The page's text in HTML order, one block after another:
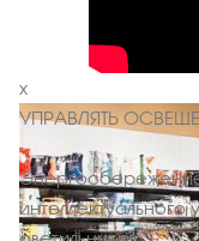
х
УПРАВЛЯТЬ